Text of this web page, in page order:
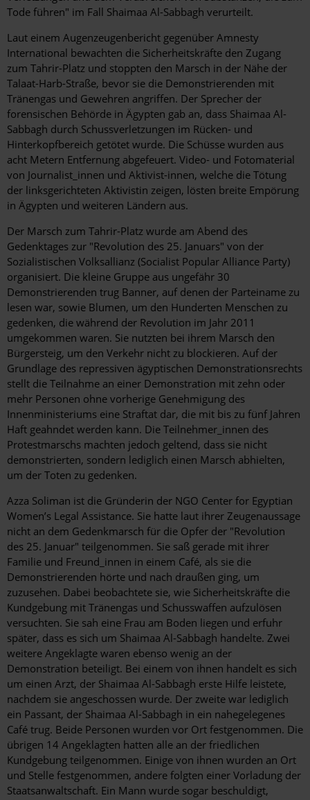
Tode führen" im Fall Shaimaa Al-Sabbagh verurteilt.
Laut einem Augenzeugenbericht gegenüber Amnesty
International bewachten die Sicherheitskräfte den Zugang
zum Tahrir-Platz und stoppten den Marsch in der Nähe der
Talaat-Harb-Straße, bevor sie die Demonstrierenden mit
Tränengas und Gewehren angriffen. Der Sprecher der
forensischen Behörde in Ägypten gab an, dass Shaimaa Al-
Sabbagh durch Schussverletzungen im Rücken- und
Hinterkopfbereich getötet wurde. Die Schüsse wurden aus
acht Metern Entfernung abgefeuert. Video- und Fotomaterial
von Journalist_innen und Aktivist-innen, welche die Tötung
der linksgerichteten Aktivistin zeigen, lösten breite Empörung
in Ägypten und weiteren Ländern aus.
Der Marsch zum Tahrir-Platz wurde am Abend des
Gedenktages zur "Revolution des 25. Januars" von der
Sozialistischen Volksallianz (Socialist Popular Alliance Party)
organisiert. Die kleine Gruppe aus ungefähr 30
Demonstrierenden trug Banner, auf denen der Parteiname zu
lesen war, sowie Blumen, um den Hunderten Menschen zu
gedenken, die während der Revolution im Jahr 2011
umgekommen waren. Sie nutzten bei ihrem Marsch den
Bürgersteig, um den Verkehr nicht zu blockieren. Auf der
Grundlage des repressiven ägyptischen Demonstrationsrechts
stellt die Teilnahme an einer Demonstration mit zehn oder
mehr Personen ohne vorherige Genehmigung des
Innenministeriums eine Straftat dar, die mit bis zu fünf Jahren
Haft geahndet werden kann. Die Teilnehmer_innen des
Protestmarschs machten jedoch geltend, dass sie nicht
demonstrierten, sondern lediglich einen Marsch abhielten,
um der Toten zu gedenken.
Azza Soliman ist die Gründerin der NGO Center for Egyptian
Women’s Legal Assistance. Sie hatte laut ihrer Zeugenaussage
nicht an dem Gedenkmarsch für die Opfer der "Revolution
des 25. Januar" teilgenommen. Sie saß gerade mit ihrer
Familie und Freund_innen in einem Café, als sie die
Demonstrierenden hörte und nach draußen ging, um
zuzusehen. Dabei beobachtete sie, wie Sicherheitskräfte die
Kundgebung mit Tränengas und Schusswaffen aufzulösen
versuchten. Sie sah eine Frau am Boden liegen und erfuhr
später, dass es sich um Shaimaa Al-Sabbagh handelte. Zwei
weitere Angeklagte waren ebenso wenig an der
Demonstration beteiligt. Bei einem von ihnen handelt es sich
um einen Arzt, der Shaimaa Al-Sabbagh erste Hilfe leistete,
nachdem sie angeschossen wurde. Der zweite war lediglich
ein Passant, der Shaimaa Al-Sabbagh in ein nahegelegenes
Café trug. Beide Personen wurden vor Ort festgenommen. Die
übrigen 14 Angeklagten hatten alle an der friedlichen
Kundgebung teilgenommen. Einige von ihnen wurden an Ort
und Stelle festgenommen, andere folgten einer Vorladung der
Staatsanwaltschaft. Ein Mann wurde sogar beschuldigt,